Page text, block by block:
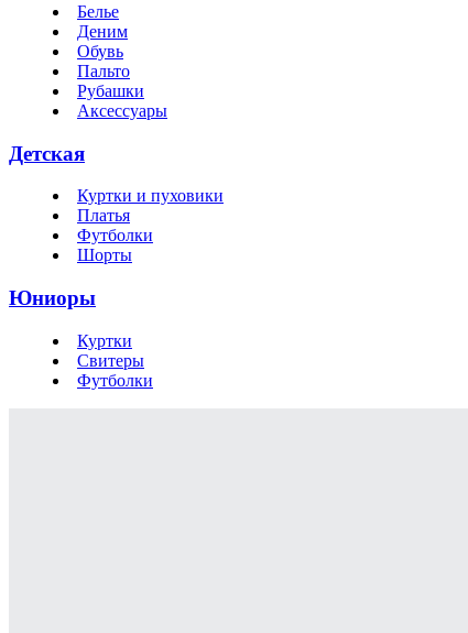
Белье
Деним
Обувь
Пальто
Рубашки
Аксессуары
Детская
Куртки и пуховики
Платья
Футболки
Шорты
Юниоры
Куртки
Свитеры
Футболки